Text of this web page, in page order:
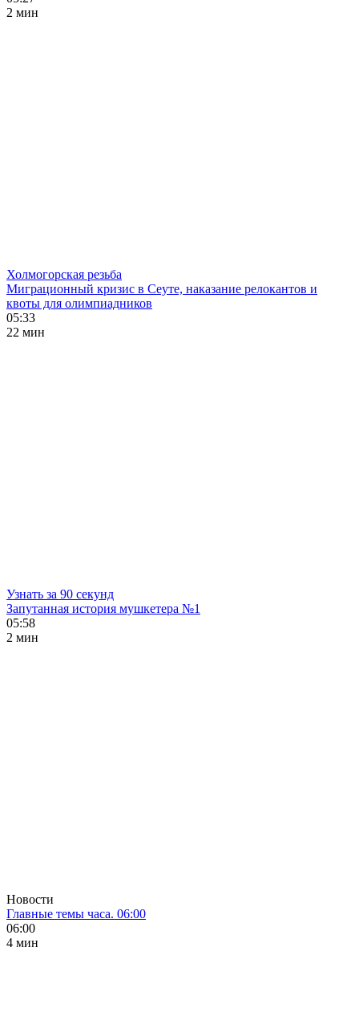
2 мин
Холмогорская резьба
Миграционный кризис в Сеуте, наказание релокантов и
квоты для олимпиадников
05:33
22 мин
Узнать за 90 секунд
Запутанная история мушкетера №1
05:58
2 мин
Новости
Главные темы часа. 06:00
06:00
4 мин